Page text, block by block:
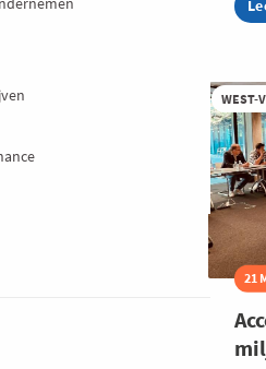
WEST-
21